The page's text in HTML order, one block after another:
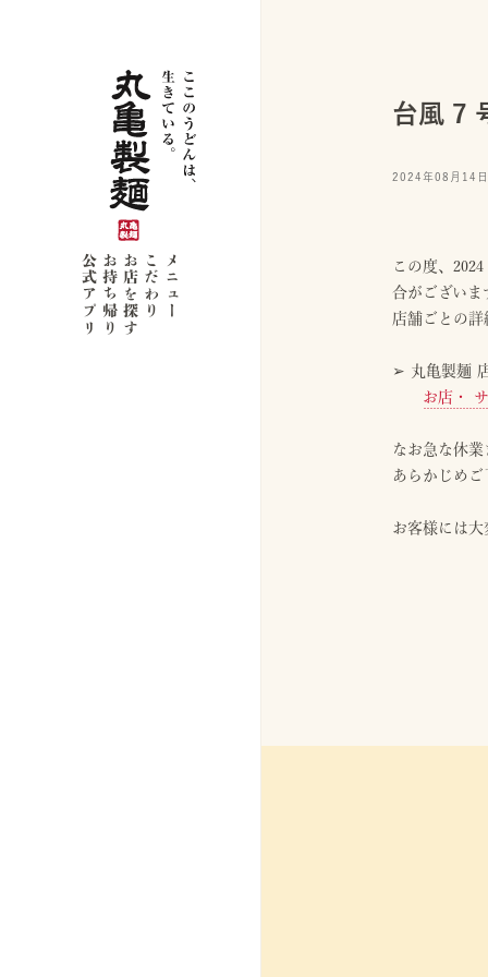
メニュー
こだわり
お店を探す
お持ち帰り
公式アプリ
台風 7
2024年08月14日
この度、
合がございま
店舗ごとの
➢ 丸亀製麺
お店・
なお急な休
あらかじめ
お客様には